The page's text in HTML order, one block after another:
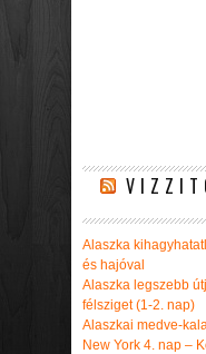
Alaszka
és hajóval
Alaszka legszebb
félsziget (1-2. nap)
Alaszkai medve-
New York 4. nap –